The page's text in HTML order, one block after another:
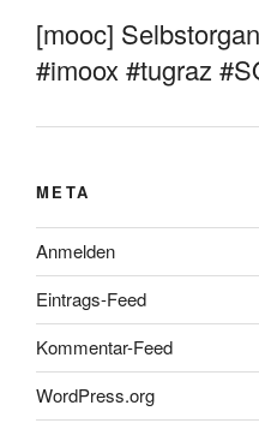
[mooc]
#imoox #tugraz
META
Anmelden
Eintrags-Feed
Kommentar-Feed
WordPress.org